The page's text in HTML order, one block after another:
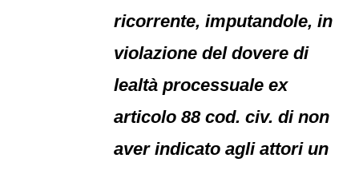
ricorrente, imputandole, in
violazione del dovere di
lealtà processuale ex
articolo 88 cod. civ. di non
aver indicato agli attori un